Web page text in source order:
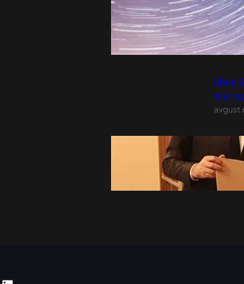
Dve
avgust
Xbox
avgust
nakon
avgust